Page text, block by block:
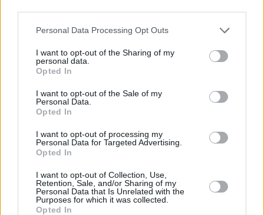
negar su consentimiento. Tenga en cuenta que algún
de su consentimiento, pero usted tiene el derecho de
rechazar tal procesamiento. Sus preferencias se aplicarán
cualquier momento entrando de nuevo en este sitio web o
visitando nuestra política de privacidad.
Personal Data Processing Opt Outs
I want to opt-out of the Sharing of my
personal data.
Opted In
I want to opt-out of the Sale of my
Personal Data.
Opted In
I want to opt-out of processing my
Personal Data for Targeted Advertising.
Opted In
I want to opt-out of Collection, Use,
Retention, Sale, and/or Sharing of my
Personal Data that Is Unrelated with the
Purposes for which it was collected.
Opted In